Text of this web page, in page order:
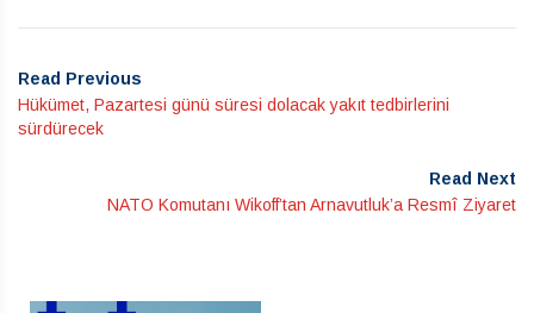
Read Previous
Hükümet, Pazartesi günü süresi dolacak yakıt tedbirlerini
sürdürecek
Read Next
NATO Komutanı Wikoff’tan Arnavutluk’a Resmî Ziyaret